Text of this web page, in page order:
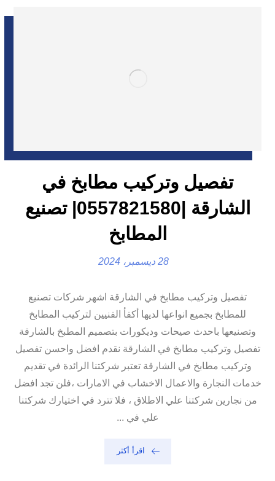
تفصيل وتركيب مطابخ في
الشارقة |0557821580| تصنيع
المطابخ
28 ديسمبر، 2024
تفصيل وتركيب مطابخ في الشارقة اشهر شركات تصنيع
للمطابخ بجميع انواعها لديها أكفأ الفنيين لتركيب المطابخ
وتصنيعها باحدث صيحات وديكورات بتصميم المطبخ بالشارقة
تفصيل وتركيب مطابخ في الشارقة نقدم افضل واحسن تفصيل
وتركيب مطابخ في الشارقة تعتبر شركتنا الرائدة في تقديم
خدمات النجارة والاعمال الاخشاب في الامارات ،فلن تجد افضل
من نجارين شركتنا علي الاطلاق ، فلا تترد في اختيارك شركتنا
علي في ...
اقرأ أكثر